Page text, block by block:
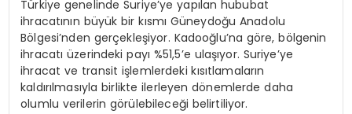
Türkiye genelinde Suriye’ye yapılan hububat
ihracatının büyük bir kısmı Güneydoğu Anadolu
Bölgesi’nden gerçekleşiyor. Kadooğlu’na göre, bölgenin
ihracatı üzerindeki payı %51,5’e ulaşıyor. Suriye’ye
ihracat ve transit işlemlerdeki kısıtlamaların
kaldırılmasıyla birlikte ilerleyen dönemlerde daha
olumlu verilerin görülebileceği belirtiliyor.